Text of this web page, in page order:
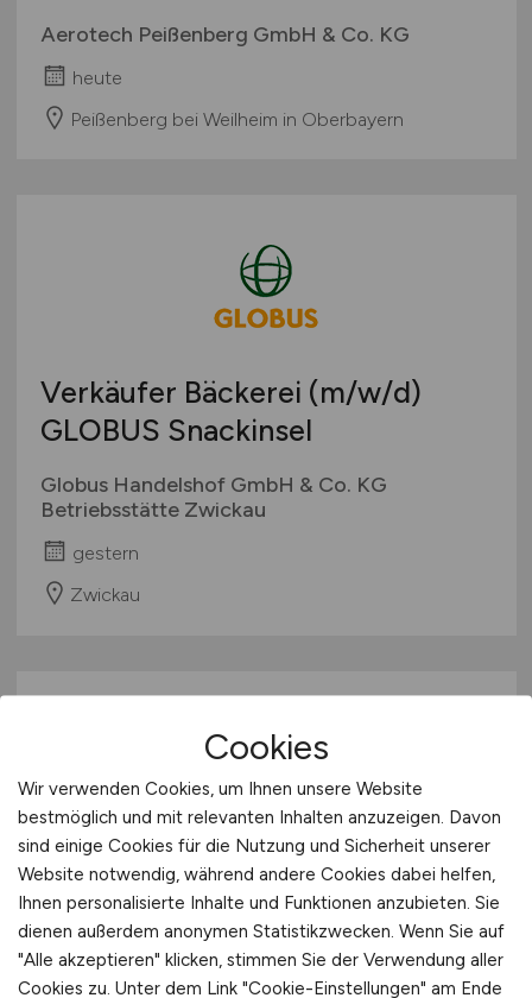
Aerotech Peißenberg GmbH & Co. KG
heute
Peißenberg bei Weilheim in Oberbayern
Verkäufer Bäckerei (m/w/d)
GLOBUS Snackinsel
Globus Handelshof GmbH & Co. KG
Betriebsstätte Zwickau
gestern
Zwickau
Entwicklungsingenieur(m/w/d)
Technologieentwicklungszentrum
4U
Cookies
Wir verwenden Cookies, um Ihnen unsere Website
bestmöglich und mit relevanten Inhalten anzuzeigen. Davon
sind einige Cookies für die Nutzung und Sicherheit unserer
Website notwendig, während andere Cookies dabei helfen,
Ihnen personalisierte Inhalte und Funktionen anzubieten. Sie
dienen außerdem anonymen Statistikzwecken. Wenn Sie auf
"Alle akzeptieren" klicken, stimmen Sie der Verwendung aller
Cookies zu. Unter dem Link "Cookie-Einstellungen" am Ende